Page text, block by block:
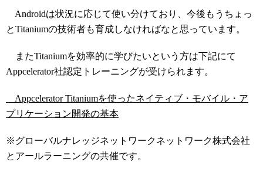
Androidは状況に応じて使い分けており、今後もうちょっ
とTitaniumの技術者も育成しなければなと思っています。
またTitaniumを効率的に学びたいという方は下記にて
Appcelerator社認定トレーニングが受けられます。
Appcelerator Titaniumを使ったネイティブ・モバイル・ア
プリケーション開発の基本
※グローバルナレッジネットワークネットワーク株式会社
とアールラーニングの共催です。